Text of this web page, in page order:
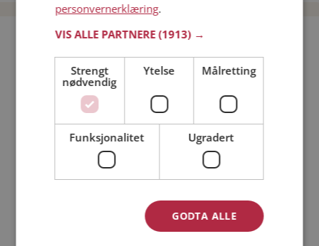
Bli medlem gratis!
Jeg er en:
personvernerklæring.
VIS ALLE PARTNERE(1913) →
Strengt
nødvendig
Ytelse Målretting
Funksjonalitet Ugradert
GODTA ALLE